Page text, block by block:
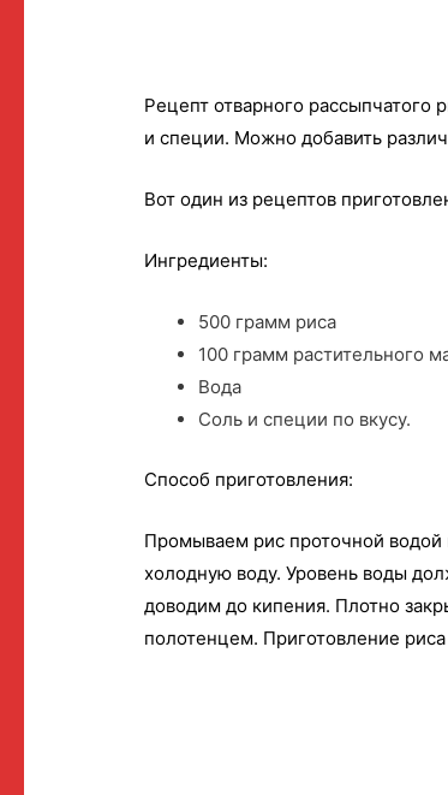
Рецепт отварного рассыпчатого
и специи. Можно добавить
Вот один из рецептов
Ингредиенты:
500 грамм риса
100 грамм растительного
Вода
Соль и специи по вкусу.
Способ приготовления:
Промываем рис проточной
холодную воду. Уровень воды
доводим до кипения. Плотно
полотенцем. Приготовление